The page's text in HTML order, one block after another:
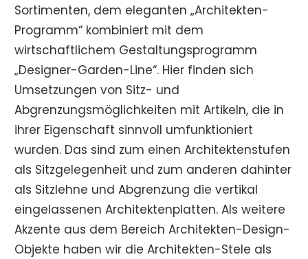
Sortimenten, dem eleganten „Architekten-
Programm“ kombiniert mit dem
wirtschaftlichem Gestaltungsprogramm
„Designer-Garden-Line“. Hier finden sich
Umsetzungen von Sitz- und
Abgrenzungsmöglichkeiten mit Artikeln, die in
ihrer Eigenschaft sinnvoll umfunktioniert
wurden. Das sind zum einen Architektenstufen
als Sitzgelegenheit und zum anderen dahinter
als Sitzlehne und Abgrenzung die vertikal
eingelassenen Architektenplatten. Als weitere
Akzente aus dem Bereich Architekten-Design-
Objekte haben wir die Architekten-Stele als